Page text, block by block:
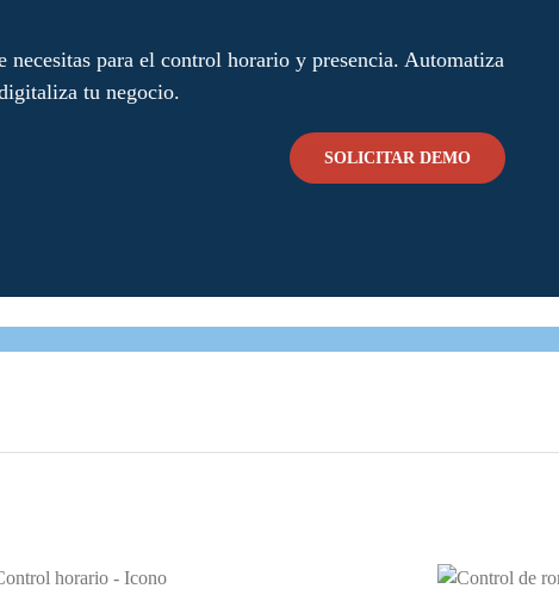
necesitas para el control horario y presencia. Automatiza
tu negocio.
SOLICITAR DEMO